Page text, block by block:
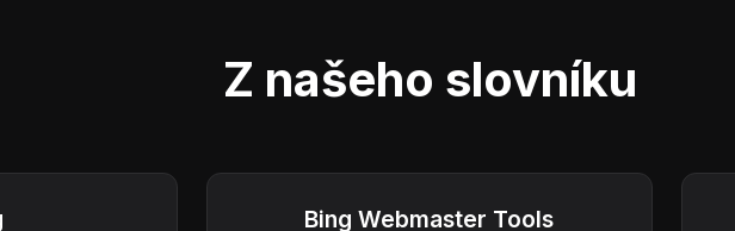
Z našeho slovníku
Bing Webmaster Tools